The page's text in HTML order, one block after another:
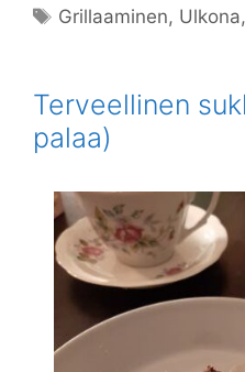
Avainsanat
Grillaaminen, Ulkona
Terveellinen
palaa)